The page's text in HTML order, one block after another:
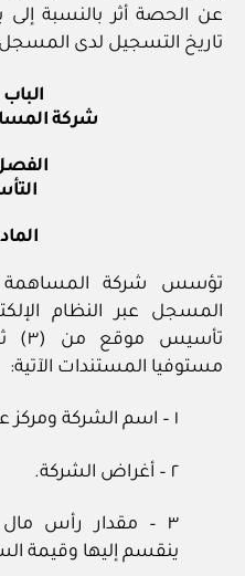
عن الحصة أثر بالنسبة إلى
تاريخ التسجيل لدى
شركة
تؤسس شركة المساهمة
المسجل عبر النظام
مستوفيا المستندات الآتية:
١ – اسم الشركة ومركز عملها الرئيسي.
٢ – أغراض الشركة.
٣ – مقدار رأس
ينقسم إليها وقيمة